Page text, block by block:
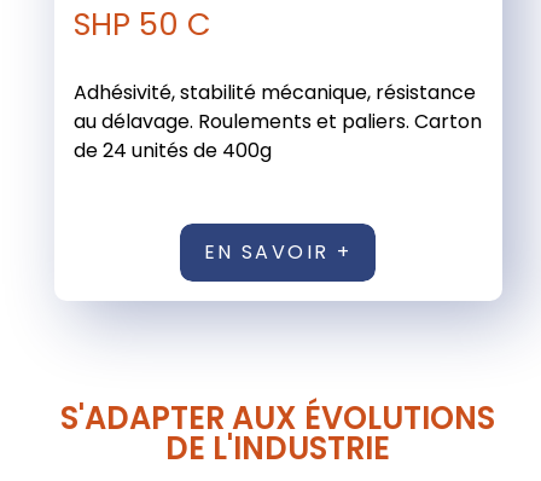
SHP 50 C
Adhésivité, stabilité mécanique, résistance
au délavage. Roulements et paliers. Carton
de 24 unités de 400g
EN SAVOIR +
S'ADAPTER AUX ÉVOLUTIONS
DE L'INDUSTRIE